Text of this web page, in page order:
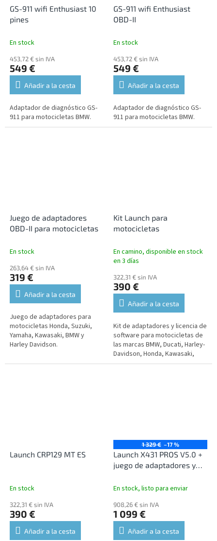
GS-911 wifi Enthusiast 10
pines
En stock
453,72 € sin IVA
549 €
Añadir a la cesta
Adaptador de diagnóstico GS-
911 para motocicletas BMW.
GS-911 wifi Enthusiast
OBD-II
En stock
453,72 € sin IVA
549 €
Añadir a la cesta
Adaptador de diagnóstico GS-
911 para motocicletas BMW.
Juego de adaptadores
OBD-II para motocicletas
En stock
263,64 € sin IVA
319 €
Añadir a la cesta
Juego de adaptadores para
motocicletas Honda, Suzuki,
Yamaha, Kawasaki, BMW y
Harley Davidson.
Kit Launch para
motocicletas
En camino, disponible en stock
en 3 días
322,31 € sin IVA
390 €
Añadir a la cesta
Kit de adaptadores y licencia de
software para motocicletas de
las marcas BMW, Ducati, Harley-
Davidson, Honda, Kawasaki,
Suzuki, Yamaha y otras.
Launch CRP129 MT ES
En stock
322,31 € sin IVA
390 €
Añadir a la cesta
1 329 € –17 %
Launch X431 PROS V5.0 +
juego de adaptadores y
En stock, listo para enviar
908,26 € sin IVA
1 099 €
Añadir a la cesta